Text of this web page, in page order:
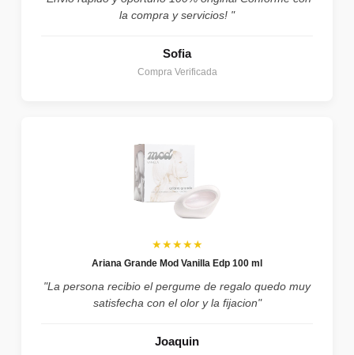
la compra y servicios! "
Sofia
Compra Verificada
★★★★★
Ariana Grande Mod Vanilla Edp 100 ml
"La persona recibio el pergume de regalo quedo muy
satisfecha con el olor y la fijacion"
Joaquin